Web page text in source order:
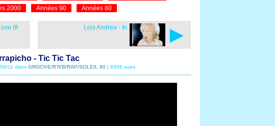
2000 Années 90 Années 80
(ft
►
Lois Andrea - In
- Tic Tic Tac
11 dans GROOVE/R'N'B/RAP/SOLEIL 90| 6566 vues